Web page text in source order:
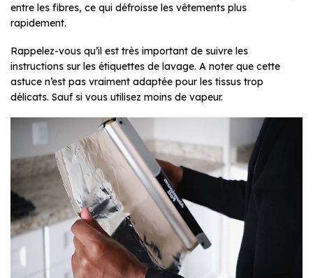
entre les fibres, ce qui défroisse les vêtements plus
rapidement.
Rappelez-vous qu’il est très important de suivre les
instructions sur les étiquettes de lavage. A noter que cette
astuce n’est pas vraiment adaptée pour les tissus trop
délicats. Sauf si vous utilisez moins de vapeur.